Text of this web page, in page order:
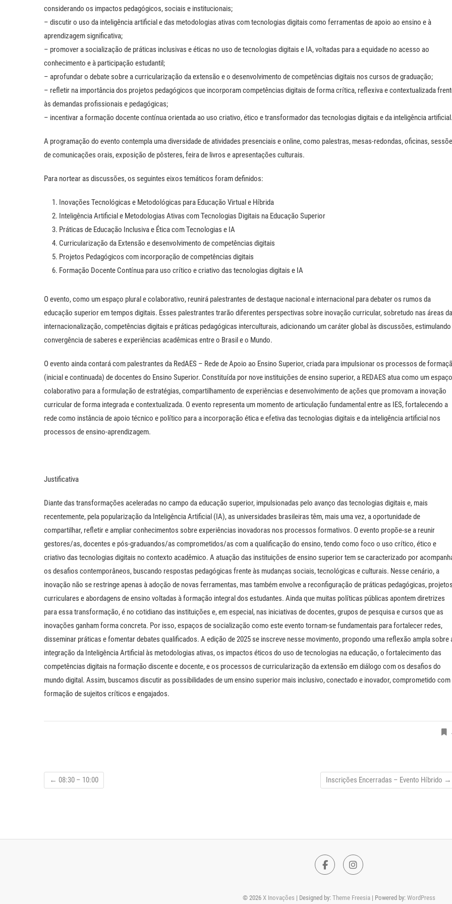
considerando os impactos pedagógicos, sociais e institucionais;
– discutir o uso da inteligência artificial e das metodologias ativas com tecnologias digitais como ferramentas de apoio ao ensino e à
aprendizagem significativa;
– promover a socialização de práticas inclusivas e éticas no uso de tecnologias digitais e IA, voltadas para a equidade no acesso ao
conhecimento e à participação estudantil;
– aprofundar o debate sobre a curricularização da extensão e o desenvolvimento de competências digitais nos cursos de graduação;
– refletir na importância dos projetos pedagógicos que incorporam competências digitais de forma crítica, reflexiva e contextualizada
às demandas profissionais e pedagógicas;
– incentivar a formação docente contínua orientada ao uso criativo, ético e transformador das tecnologias digitais e da inteligência artificial.
A programação do evento contempla uma diversidade de atividades presenciais e online, como palestras, mesas-redondas, oficinas,
de comunicações orais, exposição de pôsteres, feira de livros e apresentações culturais.
Para nortear as discussões, os seguintes eixos temáticos foram definidos:
Inovações Tecnológicas e Metodológicas para Educação Virtual e Híbrida
Inteligência Artificial e Metodologias Ativas com Tecnologias Digitais na Educação Superior
Práticas de Educação Inclusiva e Ética com Tecnologias e IA
Curricularização da Extensão e desenvolvimento de competências digitais
Projetos Pedagógicos com incorporação de competências digitais
Formação Docente Contínua para uso crítico e criativo das tecnologias digitais e IA
O evento, como um espaço plural e colaborativo, reunirá palestrantes de destaque nacional e internacional para debater os rumos da
educação superior em tempos digitais. Esses palestrantes trarão diferentes perspectivas sobre inovação curricular, sobretudo nas áreas da
internacionalização, competências digitais e práticas pedagógicas interculturais, adicionando um caráter global às discussões, estimulando
convergência de saberes e experiências acadêmicas entre o Brasil e o Mundo.
O evento ainda contará com palestrantes da RedAES – Rede de Apoio ao Ensino Superior, criada para impulsionar os processos de
(inicial e continuada) de docentes do Ensino Superior. Constituída por nove instituições de ensino superior, a REDAES atua como um espaço
colaborativo para a formulação de estratégias, compartilhamento de experiências e desenvolvimento de ações que promovam a inovação
curricular de forma integrada e contextualizada. O evento representa um momento de articulação fundamental entre as IES, fortalecendo a
rede como instância de apoio técnico e político para a incorporação ética e efetiva das tecnologias digitais e da inteligência artificial nos
processos de ensino-aprendizagem.
Justificativa
Diante das transformações aceleradas no campo da educação superior, impulsionadas pelo avanço das tecnologias digitais e, mais
recentemente, pela popularização da Inteligência Artificial (IA), as universidades brasileiras têm, mais uma vez, a oportunidade de
compartilhar, refletir e ampliar conhecimentos sobre experiências inovadoras nos processos formativos. O evento propõe-se a reunir
gestores/as, docentes e pós-graduandos/as comprometidos/as com a qualificação do ensino, tendo como foco o uso crítico, ético e
criativo das tecnologias digitais no contexto acadêmico. A atuação das instituições de ensino superior tem se caracterizado por
os desafios contemporâneos, buscando respostas pedagógicas frente às mudanças sociais, tecnológicas e culturais. Nesse cenário, a
inovação não se restringe apenas à adoção de novas ferramentas, mas também envolve a reconfiguração de práticas pedagógicas, projetos
curriculares e abordagens de ensino voltadas à formação integral dos estudantes. Ainda que muitas políticas públicas apontem diretrizes
para essa transformação, é no cotidiano das instituições e, em especial, nas iniciativas de docentes, grupos de pesquisa e cursos que as
inovações ganham forma concreta. Por isso, espaços de socialização como este evento tornam-se fundamentais para fortalecer redes,
disseminar práticas e fomentar debates qualificados. A edição de 2025 se inscreve nesse movimento, propondo uma reflexão ampla sobre
integração da Inteligência Artificial às metodologias ativas, os impactos éticos do uso de tecnologias na educação, o fortalecimento das
competências digitais na formação discente e docente, e os processos de curricularização da extensão em diálogo com os desafios do
mundo digital. Assim, buscamos discutir as possibilidades de um ensino superior mais inclusivo, conectado e inovador, comprometido com
formação de sujeitos críticos e engajados.
← 08:30 – 10:00 Inscrições Encerradas – Evento Híbrido →
F I
© 2026 X Inovações | Designed by: Theme Freesia | Powered by: WordPress